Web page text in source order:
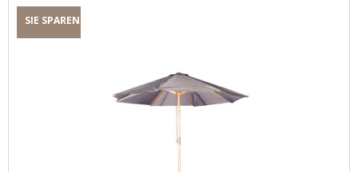
SIE SPAREN